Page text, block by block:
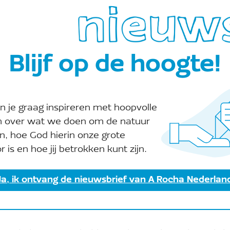
aantal jaren achtereen steunen,
dan volledig aftrekken van de belasting,
help je A Rocha aan een stevige financiële
en zonder extra kosten. Vraag een model
.
ook jullie ondersteuning als kerk goed
tijdens een bid- of dankdag, tijdens een
momenten in het jaar kun je A Rocha
een korte presentatie over A Rocha
Blijf op de hoogte!
je graag inspireren met hoopvolle
over wat we doen om de natuur
hoe God hierin onze grote
is en hoe jij betrokken kunt zijn.
ik ontvang de nieuwsbrief van A Rocha